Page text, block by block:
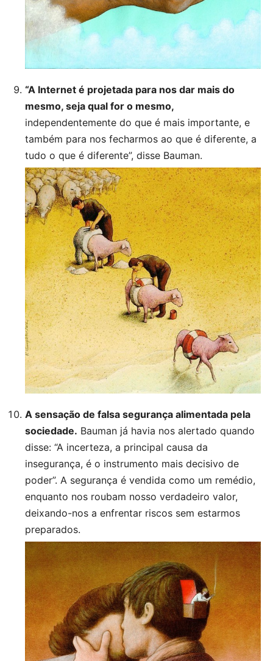
“A Internet é projetada para nos dar mais do
mesmo, seja qual for o mesmo,
independentemente do que é mais importante, e
também para nos fecharmos ao que é diferente, a
tudo o que é diferente”, disse Bauman.
A sensação de falsa segurança alimentada pela
sociedade. Bauman já havia nos alertado quando
disse: “A incerteza, a principal causa da
insegurança, é o instrumento mais decisivo de
poder”. A segurança é vendida como um remédio,
enquanto nos roubam nosso verdadeiro valor,
deixando-nos a enfrentar riscos sem estarmos
preparados.